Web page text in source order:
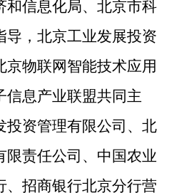
和信息化局、北京市科
导，北京工业发展投资
京物联网智能技术应用
信息产业联盟共同主
投资管理有限公司、北
限责任公司、中国农业
、招商银行北京分行营